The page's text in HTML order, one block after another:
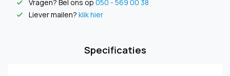
check Vragen? Bel ons op 050 - 569 00 38
check Liever mailen? klik hier
Specificaties